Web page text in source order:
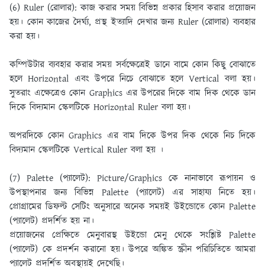
(6) Ruler (রােলার): কাজ করার সময় বিভিন্ন প্রকার হিসাব করার প্রয়ােজন
হয়। কোন কাজের দৈর্ঘ্য, প্রস্থ ইত্যাদি দেখার জন্য Ruler (রােলার) ব্যবহার
করা হয়।
কম্পিউটার ব্যবহার করার সময় সর্বক্ষেত্রেই ডানে বামে কোন কিছু বােঝাতে
হলে Horizontal এবং উপরে নিচে বােঝাতে হলে Vertical বলা হয়।
সুতরাং এক্ষেত্রেও কোন Graphics এর উপরের দিকে বাম দিক থেকে ডান
দিকে বিদ্যমান স্কেলটিকে Horizontal Ruler বলা হয়।
অপরদিকে কোন Graphics এর বাম দিকে উপর দিক থেকে নিচ দিকে
বিদ্যমান স্কেলটিকে Vertical Ruler বলা হয় ।
(7) Palette (প্যালেট): Picture/Graphics কে নানাভাবে রূপায়ন ও
উপস্থাপনার জন্য বিভিন্ন Palette (প্যালেট) এর সাহায্য নিতে হয়।
প্রােগ্রামের ডিফল্ট সেটিং অনুসারে অনেক সময়ই উইন্ডােতে কোন Palette
(প্যালেট) প্রদর্শিত হয় না।
প্রয়ােজনের প্রেক্ষিতে মেনুবারস্থ উইন্ডাে মেনু থেকে সংশ্লিষ্ট Palette
(প্যালেট) কে প্রদর্শন করানাে হয়। উপরে অঙ্কিত স্ক্রীন পরিচিতিতে আমরা
প্যালেট প্রদর্শিত অবস্থায়ই দেখেছি।